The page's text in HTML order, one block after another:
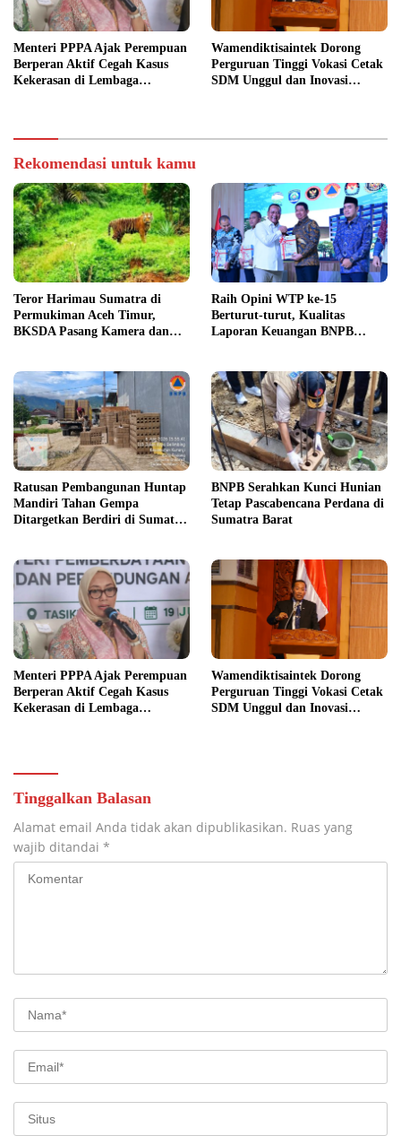
Menteri PPPA Ajak Perempuan
Berperan Aktif Cegah Kasus
Kekerasan di Lembaga
Wamendiktisaintek Dorong
Perguruan Tinggi Vokasi Cetak
SDM Unggul dan Inovasi
Rekomendasi untuk kamu
Teror Harimau Sumatra di
Permukiman Aceh Timur,
BKSDA Pasang Kamera dan
Raih Opini WTP ke-15
Berturut-turut, Kualitas
Laporan Keuangan BNPB
Ratusan Pembangunan Huntap
Mandiri Tahan Gempa
Ditargetkan Berdiri di Sumatra
BNPB Serahkan Kunci Hunian
Tetap Pascabencana Perdana di
Sumatra Barat
Menteri PPPA Ajak Perempuan
Berperan Aktif Cegah Kasus
Kekerasan di Lembaga
Wamendiktisaintek Dorong
Perguruan Tinggi Vokasi Cetak
SDM Unggul dan Inovasi
Tinggalkan Balasan
Alamat email Anda tidak akan dipublikasikan. Ruas yang
wajib ditandai *